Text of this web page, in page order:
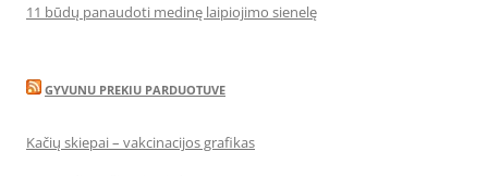
11 būdų panaudoti medinę laipiojimo sienelę
GYVUNU PREKIU PARDUOTUVE
Kačių skiepai – vakcinacijos grafikas